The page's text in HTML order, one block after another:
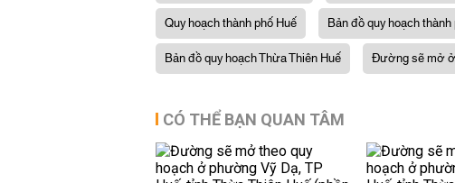
Quy hoạch thành phố Huế
Bản đồ quy hoạch
Bản đồ quy hoạch Thừa Thiên Huế
Đường sẽ mở
CÓ THỂ BẠN QUAN TÂM